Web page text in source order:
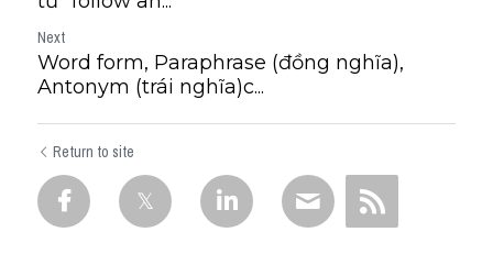
Next
Word form, Paraphrase (đồng nghĩa),
Antonym (trái nghĩa)c...
Return to site